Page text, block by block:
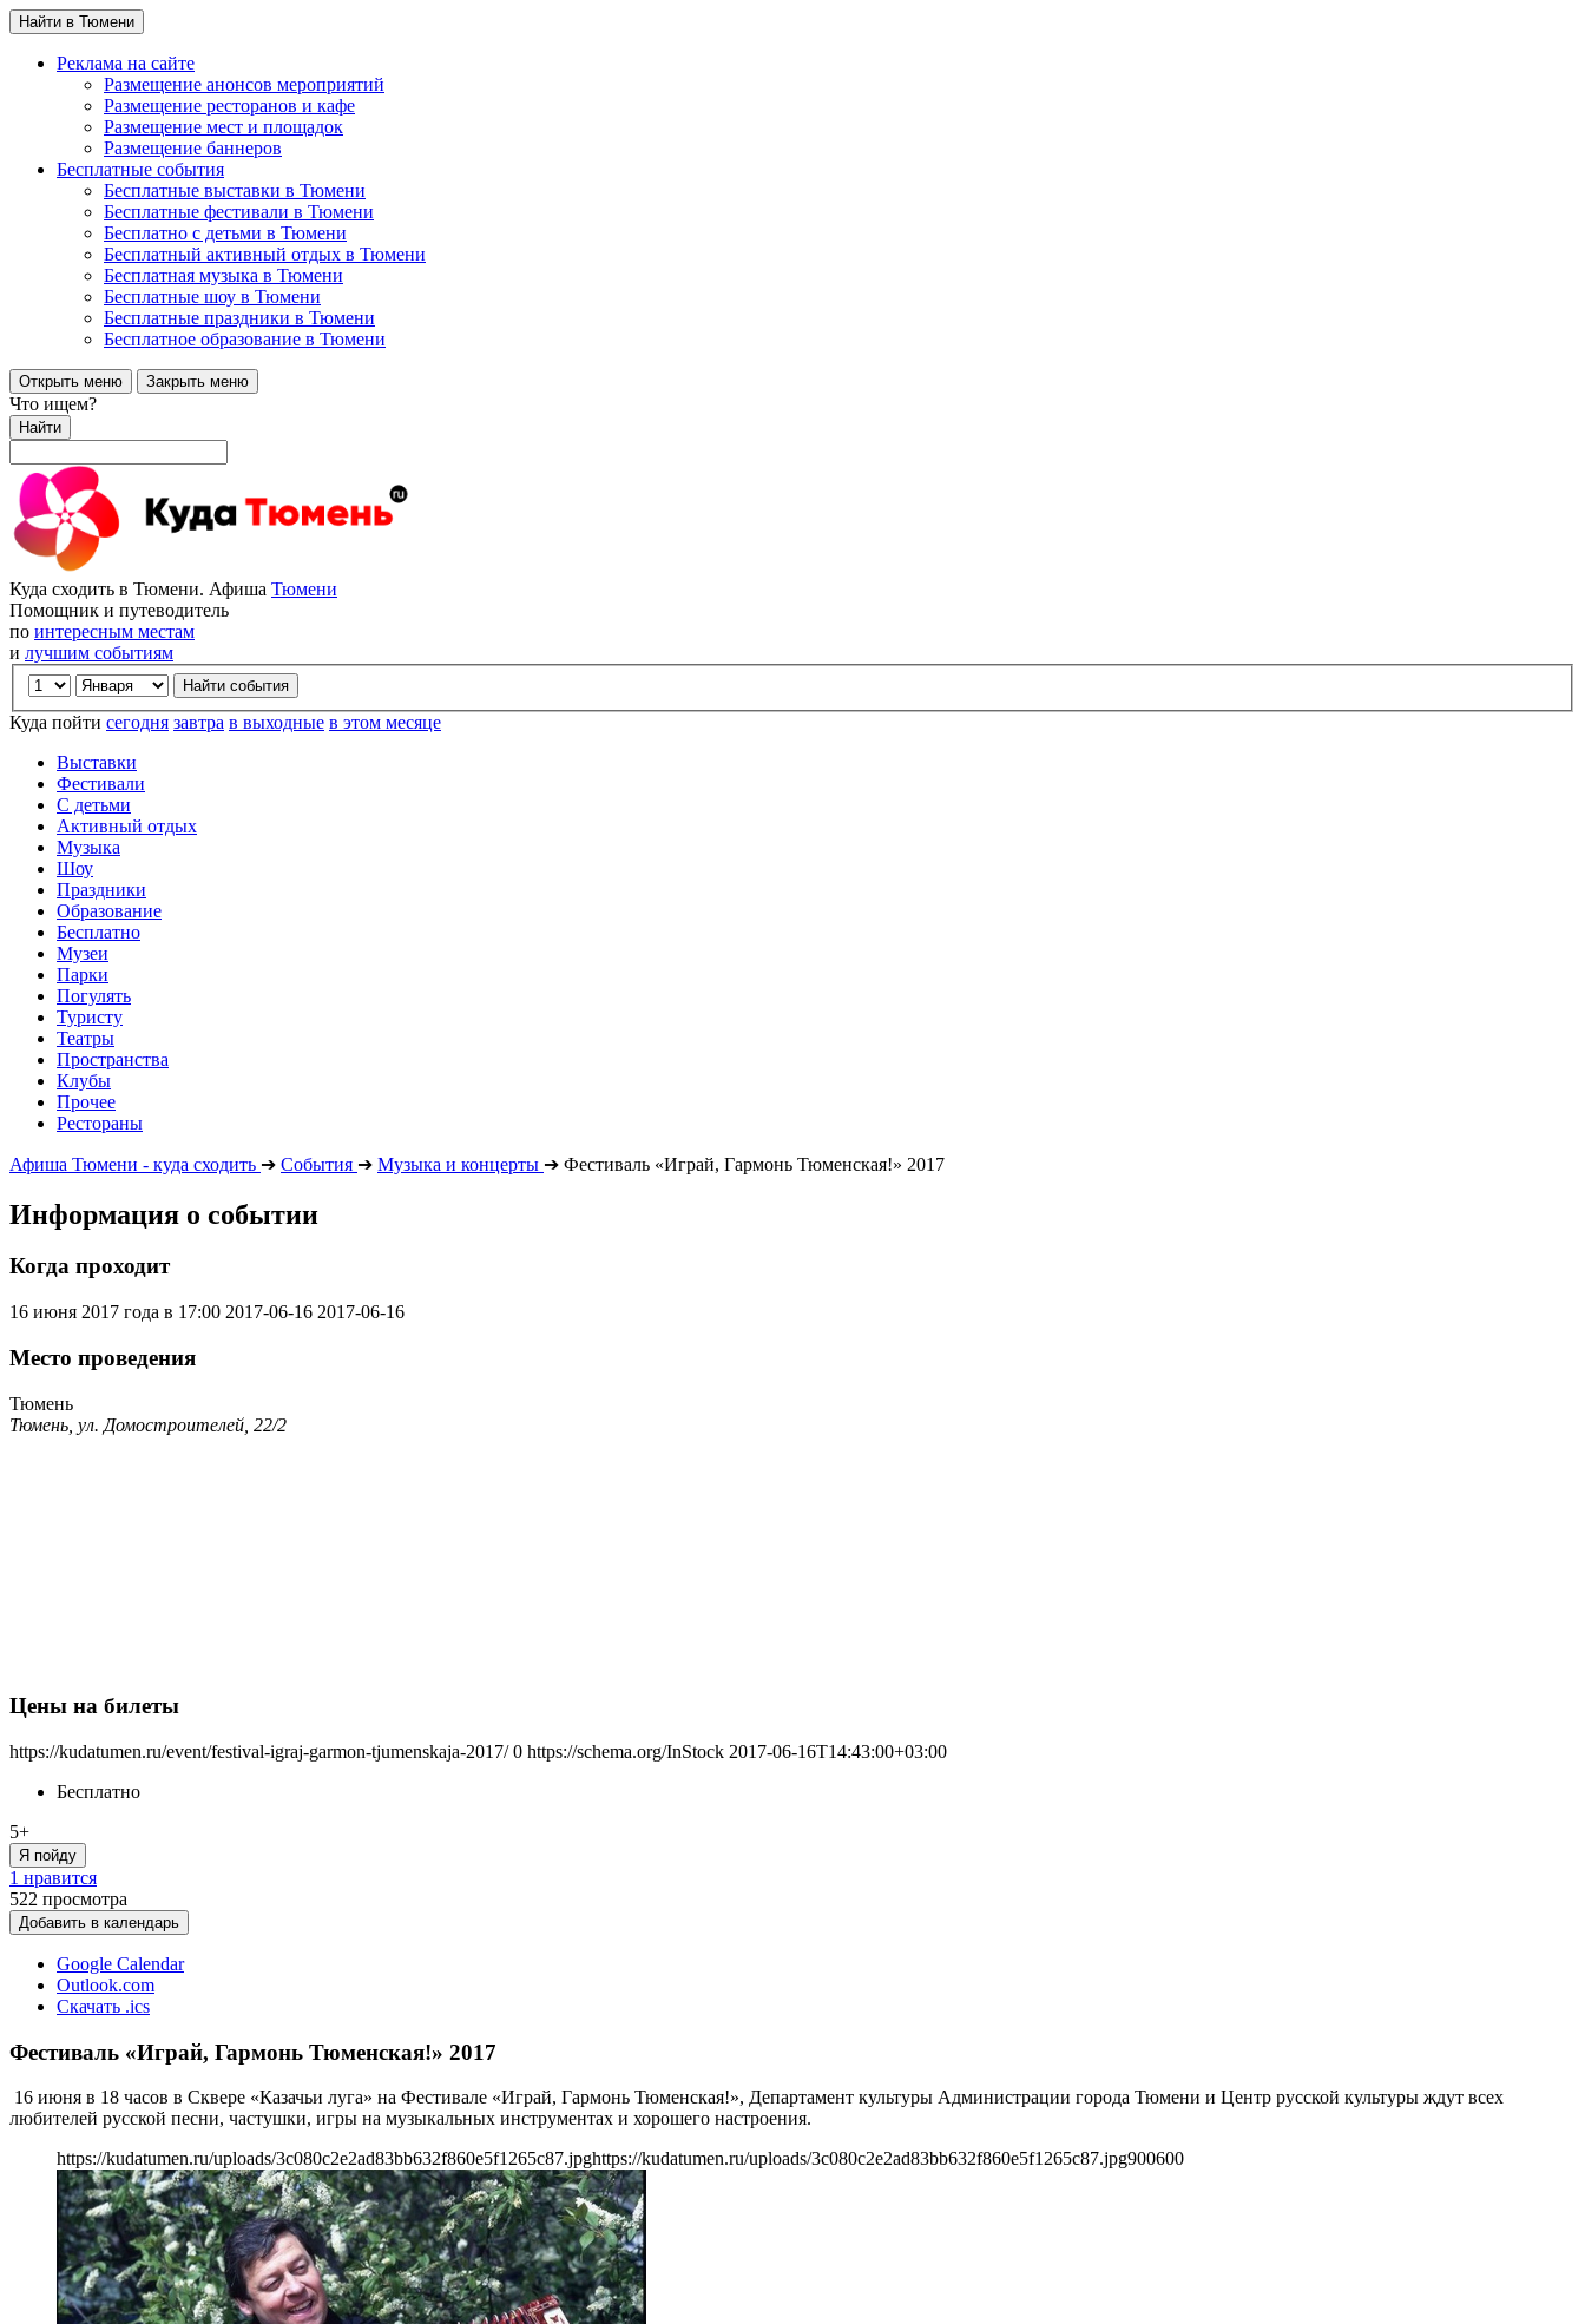
Найти в Тюмени
Реклама на сайте
Размещение анонсов мероприятий
Размещение ресторанов и кафе
Размещение мест и площадок
Размещение баннеров
Бесплатные события
Бесплатные выставки в Тюмени
Бесплатные фестивали в Тюмени
Бесплатно с детьми в Тюмени
Бесплатный активный отдых в Тюмени
Бесплатная музыка в Тюмени
Бесплатные шоу в Тюмени
Бесплатные праздники в Тюмени
Бесплатное образование в Тюмени
Открыть меню Закрыть меню
Что ищем?
Найти
Куда сходить в Тюмени. Афиша Тюмени
Помощник и путеводитель
по интересным местам
и лучшим событиям
Куда пойти сегодня завтра в выходные в этом месяце
Выставки
Фестивали
С детьми
Активный отдых
Музыка
Шоу
Праздники
Образование
Бесплатно
Музеи
Парки
Погулять
Туристу
Театры
Пространства
Клубы
Прочее
Рестораны
Афиша Тюмени - куда сходить ➔ События ➔ Музыка и концерты ➔ Фестиваль «Играй, Гармонь Тюменская!» 2017
Информация о событии
Когда проходит
16 июня 2017 года в 17:00 2017-06-16 2017-06-16
Место проведения
Тюмень
Тюмень, ул. Домостроителей, 22/2
Цены на билеты
https://kudatumen.ru/event/festival-igraj-garmon-tjumenskaja-2017/ 0 https://schema.org/InStock 2017-06-16T14:43:00+03:00
Бесплатно
5+
Я пойду
1 нравится
522 просмотра
Добавить в календарь
Google Calendar
Outlook.com
Скачать .ics
Фестиваль «Играй, Гармонь Тюменская!» 2017
16 июня в 18 часов в Сквере «Казачьи луга» на Фестивале «Играй, Гармонь Тюменская!», Департамент культуры Администрации города Тюмени и Центр русской культуры ждут всех
любителей русской песни, частушки, игры на музыкальных инструментах и хорошего настроения.
https://kudatumen.ru/uploads/3c080c2e2ad83bb632f860e5f1265c87.jpghttps://kudatumen.ru/uploads/3c080c2e2ad83bb632f860e5f1265c87.jpg900600